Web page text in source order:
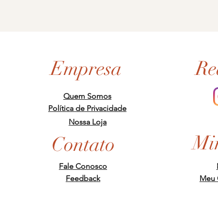
Empresa
Quem Somos
Política de Privacidade
Nossa Loja
Contato
Fale Conosco
Feedback
Meu